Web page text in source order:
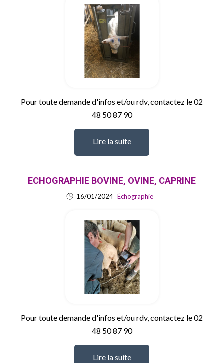
Pour toute demande d'infos et/ou rdv, contactez le 02
48 50 87 90
Lire la suite
ECHOGRAPHIE BOVINE, OVINE, CAPRINE
16/01/2024 Échographie
Pour toute demande d'infos et/ou rdv, contactez le 02
48 50 87 90
Lire la suite